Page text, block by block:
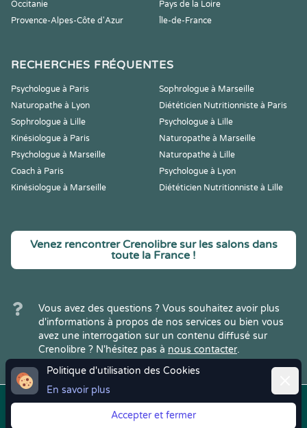
Politique d'utilisation des Cookies
En savoir plus
Accepter et fermer
Occitanie
Pays de la Loire
Provence-Alpes-Côte d'Azur
Île-de-France
RECHERCHES FRÉQUENTES
Psychologue à Paris
Sophrologue à Marseille
Naturopathe à Lyon
Diététicien Nutritionniste à Paris
Sophrologue à Lille
Psychologue à Lille
Kinésiologue à Paris
Naturopathe à Marseille
Psychologue à Marseille
Naturopathe à Lille
Coach à Paris
Psychologue à Lyon
Kinésiologue à Marseille
Diététicien Nutritionniste à Lille
Venez rencontrer Crenolibre sur les salons dans
toute la France !
Vous avez des questions ? Vous souhaitez avoir plus
d'informations à propos de nos services ou bien vous
avez une interrogation sur un contenu diffusé sur
Crenolibre ? N'hésitez pas à nous contacter.
Copyright © 2022Crenolibre, tous
Mentions
Légales
| CGV | RGPD